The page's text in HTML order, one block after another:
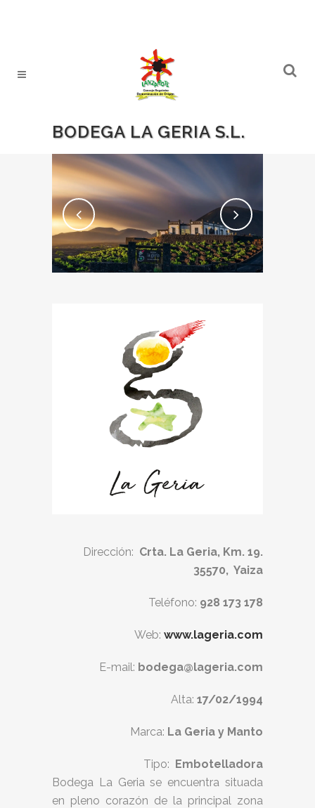
BODEGA LA GERIA S.L.
Dirección: Crta. La Geria, Km. 19.
35570, Yaiza
Teléfono: 928 173 178
Web: www.lageria.com
E-mail: bodega@lageria.com
Alta: 17/02/1994
Marca: La Geria y Manto
Tipo: Embotelladora
Bodega La Geria se encuentra situada
en pleno corazón de la principal zona